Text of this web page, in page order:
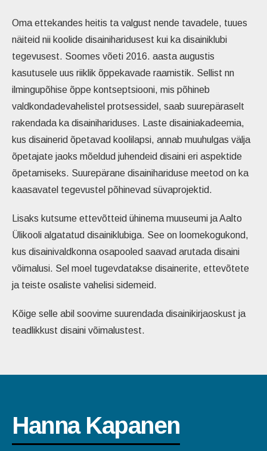
Oma ettekandes heitis ta valgust nende tavadele, tuues
näiteid nii koolide disainiharidusest kui ka disainiklubi
tegevusest. Soomes võeti 2016. aasta augustis
kasutusele uus riiklik õppekavade raamistik. Sellist nn
ilmingupõhise õppe kontseptsiooni, mis põhineb
valdkondadevahelistel protsessidel, saab suurepäraselt
rakendada ka disainihariduses. Laste disainiakadeemia,
kus disainerid õpetavad koolilapsi, annab muuhulgas välja
õpetajate jaoks mõeldud juhendeid disaini eri aspektide
õpetamiseks. Suurepärane disainihariduse meetod on ka
kaasavatel tegevustel põhinevad süvaprojektid.
Lisaks kutsume ettevõtteid ühinema muuseumi ja Aalto
Ülikooli algatatud disainiklubiga. See on loomekogukond,
kus disainivaldkonna osapooled saavad arutada disaini
võimalusi. Sel moel tugevdatakse disainerite, ettevõtete
ja teiste osaliste vahelisi sidemeid.
Kõige selle abil soovime suurendada disainikirjaoskust ja
teadlikkust disaini võimalustest.
Hanna Kapanen